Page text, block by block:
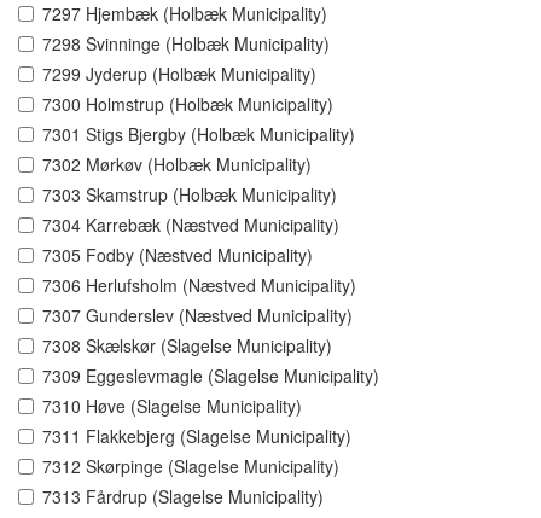
7297 Hjembæk (Holbæk Municipality)
7298 Svinninge (Holbæk Municipality)
7299 Jyderup (Holbæk Municipality)
7300 Holmstrup (Holbæk Municipality)
7301 Stigs Bjergby (Holbæk Municipality)
7302 Mørkøv (Holbæk Municipality)
7303 Skamstrup (Holbæk Municipality)
7304 Karrebæk (Næstved Municipality)
7305 Fodby (Næstved Municipality)
7306 Herlufsholm (Næstved Municipality)
7307 Gunderslev (Næstved Municipality)
7308 Skælskør (Slagelse Municipality)
7309 Eggeslevmagle (Slagelse Municipality)
7310 Høve (Slagelse Municipality)
7311 Flakkebjerg (Slagelse Municipality)
7312 Skørpinge (Slagelse Municipality)
7313 Fårdrup (Slagelse Municipality)